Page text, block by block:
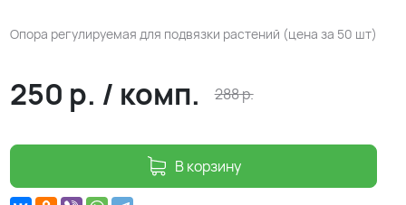
Опора регулируемая для подвязки растений (цена за 50 шт)
250 р. / комп. 288р.
В корзину